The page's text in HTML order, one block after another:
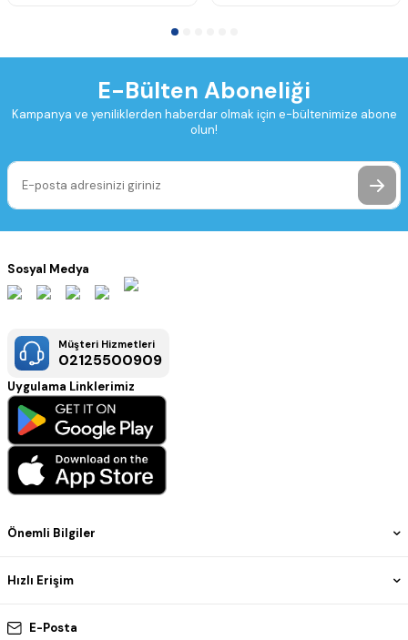
E-Bülten Aboneliği
Kampanya ve yeniliklerden haberdar olmak için e-bültenimize abone
olun!
E-Posta
Önemli Bilgiler
Hızlı Erişim
Sosyal Medya
Müşteri Hizmetleri
02125500909
Uygulama Linklerimiz